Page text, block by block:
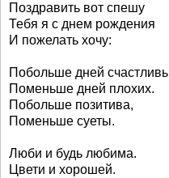
Поздравить вот спешу
Тебя я с днем рождения
И пожелать хочу:
Побольше дней
Поменьше дней плохих.
Побольше позитива,
Поменьше суеты.
Люби и будь любима.
Цвети и хорошей.